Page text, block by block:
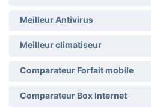
Meilleur Antivirus
Meilleur climatiseur
Comparateur Forfait mobile
Comparateur Box Internet